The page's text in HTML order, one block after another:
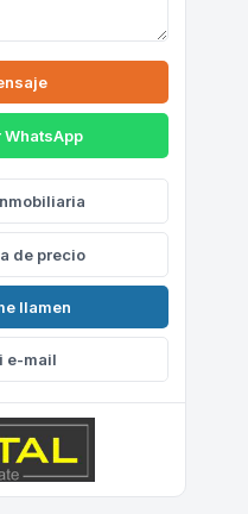
WhatsApp
de precio
llamen
e-mail